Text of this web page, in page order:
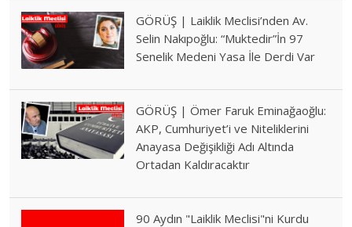
GÖRÜŞ | Laiklik Meclisi’nden Av.
Selin Nakıpoğlu: “Muktedir”İn 97
Senelik Medeni Yasa İle Derdi Var
GÖRÜŞ | Ömer Faruk Eminağaoğlu:
AKP, Cumhuriyet’i ve Niteliklerini
Anayasa Değişikliği Adı Altında
Ortadan Kaldıracaktır
90 Aydın "Laiklik Meclisi"ni Kurdu